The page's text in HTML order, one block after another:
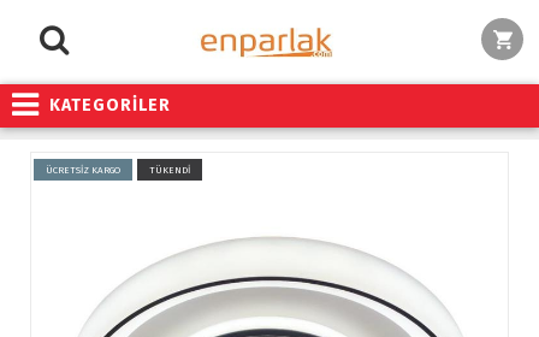
KATEGORİLER
ÜCRETSİZ KARGO TÜKENDİ